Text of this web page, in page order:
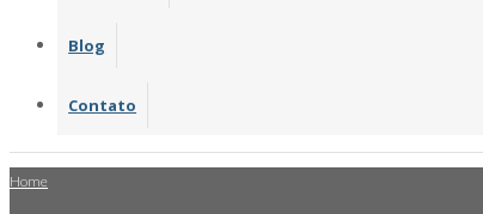
Blog
Contato
Home